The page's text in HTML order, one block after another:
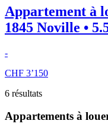
Appartement à
1845 Noville •
-
CHF 3’150
6 résultats
Appartements à